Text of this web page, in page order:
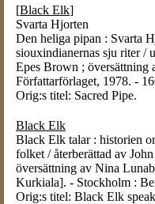
[Black Elk]
Svarta Hjorten
Den heliga pipan : Svarta
siouxindianernas sju riter /
Epes Brown ; översättning
Författarförlaget, 1978. -
Orig:s titel: Sacred Pipe.
Black Elk
Black Elk talar : historien
folket / återberättad av
översättning av Nina
Kurkiala]. - Stockholm :
Orig:s titel: Black Elk